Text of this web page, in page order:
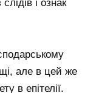
і ознак
але в цей же
в епітелії.